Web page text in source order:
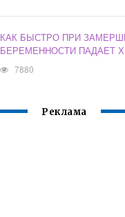
КАК БЫСТРО ПРИ
БЕРЕМЕННОСТИ ПАДАЕТ
7880
Реклама